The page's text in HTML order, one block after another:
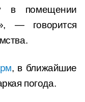
в помещении
— говорится
, в ближайшие
погода.